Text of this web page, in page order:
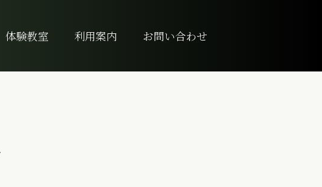
体験教室 利用案内 お問い合わせ